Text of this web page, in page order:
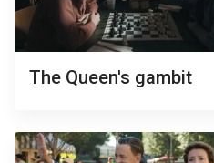
The Queen's gambit